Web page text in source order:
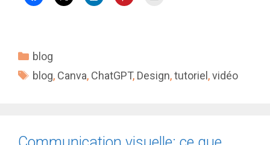
Catégories
blog
Étiquettes
blog, Canva, ChatGPT, Design,tutoriel ,vidéo